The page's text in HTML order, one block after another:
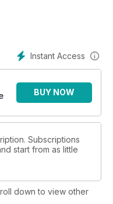
ha de tener en
en la forma de
volar uno de los
Instant Access
BUY NOW
Subscriptions
start from as little
down to view other